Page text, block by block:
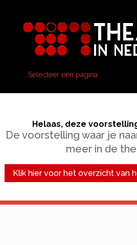
Selecteer een pagina
Helaas, deze
De voorstelling waar je
meer in de
Klik hier voor het overzicht van